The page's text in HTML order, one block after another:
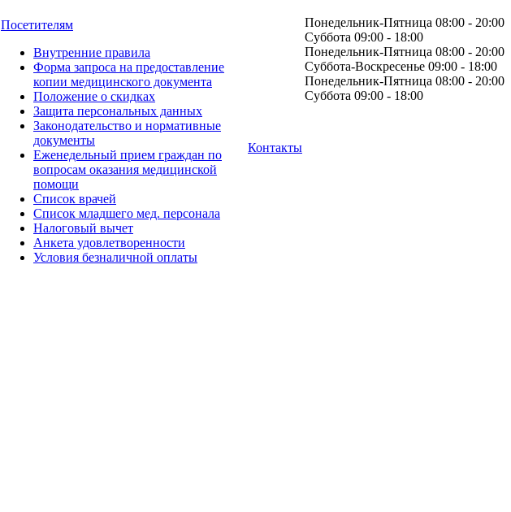
Понедельник-Пятница 08:00 - 20:00
Суббота 09:00 - 18:00
Понедельник-Пятница 08:00 - 20:00
Суббота-Воскресенье 09:00 - 18:00
Понедельник-Пятница 08:00 - 20:00
Суббота 09:00 - 18:00
Посетителям
Внутренние правила
Форма запроса на предоставление
копии медицинского документа
Положение о скидках
Защита персональных данных
Законодательство и нормативные
документы
Еженедельный прием граждан по
вопросам оказания медицинской
помощи
Список врачей
Список младшего мед. персонала
Налоговый вычет
Анкета удовлетворенности
Условия безналичной оплаты
Контакты